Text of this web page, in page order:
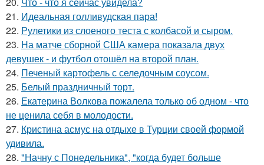
21. Идеальная голливудская пара!
22. Рулетики из слоеного теста с колбасой и сыром.
23. На матче сборной США камера показала двух
девушек - и футбол отошёл на второй план.
24. Печеный картофель с селедочным соусом.
25. Белый праздничный торт.
26. Екатерина Волкова пожалела только об одном - что
не ценила себя в молодости.
27. Кристина асмус на отдыхе в Турции своей формой
удивила.
28. "Начну с Понедельника", "когда будет больше